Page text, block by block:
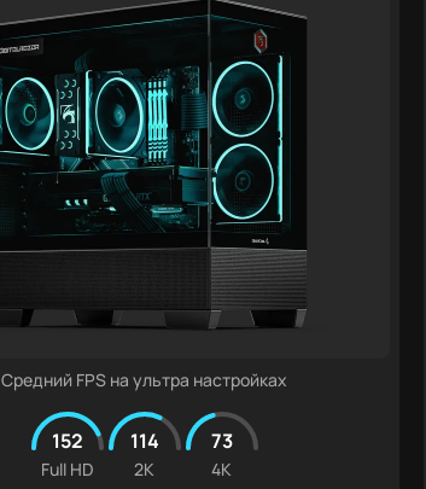
Средний FPS на ультра настройках
152
Full HD
114
2K
73
4K